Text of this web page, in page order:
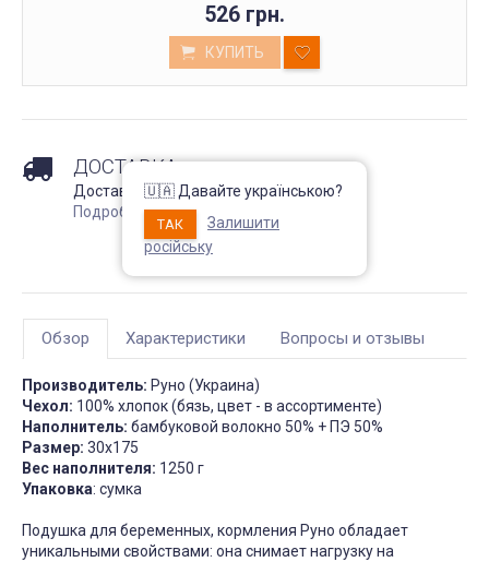
матрас Grey защитный
Запитання 91905
Розмір 180 на 200, має
висоту лише 20 см матрас:
підійде цей варіант? Чи не
створює цей матеріал
шурхотіння при
користуванні??! Він як чохол
чи односторонній? Дякую
Джульєтта
4 апреля 2026 09:11
спинкой Slavich
ставлю четвірку,
обіцяли відправити
дні а відправили через
6 марта
526 грн.
КУПИТЬ
ДОСТАВКА
Доставка по регионам Украины !
Подробнее
Обзор Характеристики Вопросы и отзывы
Производитель: Руно (Украина)
Чехол: 100% хлопок (бязь, цвет - в ассортименте)
Наполнитель: бамбуковой волокно 50% + ПЭ 50%
Размер: 30х175
Вес наполнителя: 1250 г
Упаковка: сумка
Подушка для беременных, кормления Руно обладает
уникальными свойствами: она снимает нагрузку на
🇺🇦 Давайте українською?
ТАК
Залишити
російську